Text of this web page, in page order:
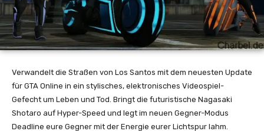
Verwandelt die Straßen von Los Santos mit dem neuesten Update
für GTA Online in ein stylisches, elektronisches Videospiel-
Gefecht um Leben und Tod. Bringt die futuristische Nagasaki
Shotaro auf Hyper-Speed und legt im neuen Gegner-Modus
Deadline eure Gegner mit der Energie eurer Lichtspur lahm.